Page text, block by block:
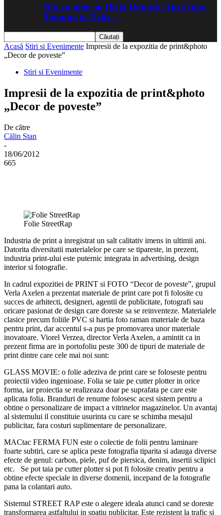
Hai cu mine în Delta Dunării! Tură foto:
Toamna în Delta…
Acasă Stiri si Evenimente Impresii de la expozitia de print&photo
„Decor de poveste”
Stiri si Evenimente
Impresii de la expozitia de print&photo
„Decor de poveste”
De către
Călin Stan
-
18/06/2012
665
Folie StreetRap
Industria de print a inregistrat un salt calitativ imens in ultimii ani.
Datorita diversitatii materialelor pe care se tipareste, in prezent,
industria print-ului este puternic integrata in advertising, design
interior si fotografie.
In cadrul expozitiei de PRINT si FOTO “Decor de poveste”, grupul
Verla Axelen a prezentat materiale de print care pot fi folosite cu
succes de arhitecti, designeri, agentii de publicitate, fotografi sau
oricare pasionat de design care doreste sa se reinventeze. Materialele
clasice precum foliile PVC si hartia foto raman materiale de baza
pentru print, dar accentul s-a pus pe promovarea unor materiale
inovatoare. Viorel Verzea, director Verla Axelen, a amintit ca in
prezent firma are in portofoliu peste 300 de tipuri de materiale de
print dintre care cele mai noi sunt:
GLASS MOVIE: o folie adeziva de print care se foloseste pentru
proiectii video ingenioase. Folia se taie pe cutter plotter in orice
forma, iar proiectia se realizeaza doar pe suprafata pe care este
aplicata folia. Branduri de renume folosesc acest sistem pentru a
obtine o personalizare de impact a vitrinelor magazinelor. Un avantaj
al sistemului il constituie usurinta cu care se schimba mesajul
publicitar, fara costuri suplimentare de personalizare.
MACtac FERMA FUN este o colectie de folii pentru laminare
foarte subtiri, care se aplica peste fotografia tiparita si adauga diverse
efecte de genul: carbon, piele, puf de piersica, denim, insertii sclipici
etc. Se pot taia pe cutter plotter si pot fi folosite creativ pentru a
obtine efecte speciale in diverse domenii, incepand de la fotografie
pana la colantari auto.
Sistemul STREET RAP este o alegere ideala atunci cand se doreste
transformarea astfaltului in spatiu publicitar. Este rezistent la trafic si